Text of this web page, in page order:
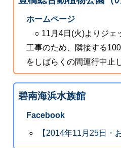
ホームページ
○ 11月4日(火)よりジェ
工事のため、隣接する
をしばらくの間運行中止
碧南海浜水族館
Facebook
【2014年11月25日・